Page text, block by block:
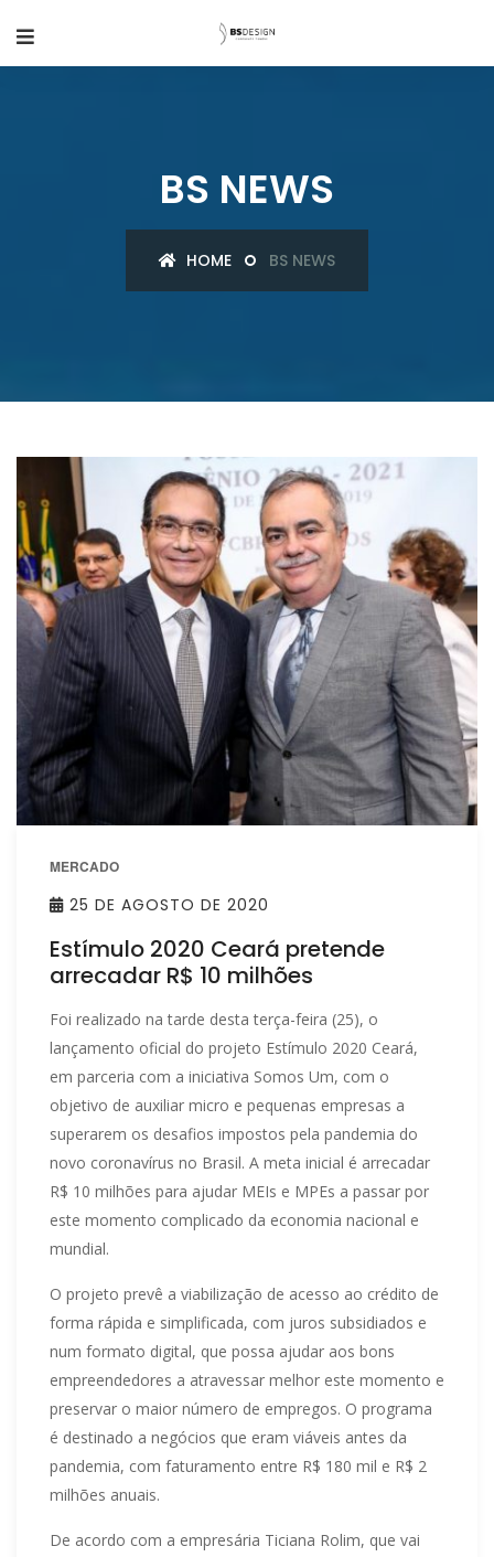
BS NEWS
HOME BS NEWS
MERCADO
25 DE AGOSTO DE 2020
Estímulo 2020 Ceará pretende
arrecadar R$ 10 milhões
Foi realizado na tarde desta terça-feira (25), o
lançamento oficial do projeto Estímulo 2020 Ceará,
em parceria com a iniciativa Somos Um, com o
objetivo de auxiliar micro e pequenas empresas a
superarem os desafios impostos pela pandemia do
novo coronavírus no Brasil. A meta inicial é arrecadar
R$ 10 milhões para ajudar MEIs e MPEs a passar por
este momento complicado da economia nacional e
mundial.
O projeto prevê a viabilização de acesso ao crédito de
forma rápida e simplificada, com juros subsidiados e
num formato digital, que possa ajudar aos bons
empreendedores a atravessar melhor este momento e
preservar o maior número de empregos. O programa
é destinado a negócios que eram viáveis antes da
pandemia, com faturamento entre R$ 180 mil e R$ 2
milhões anuais.
De acordo com a empresária Ticiana Rolim, que vai